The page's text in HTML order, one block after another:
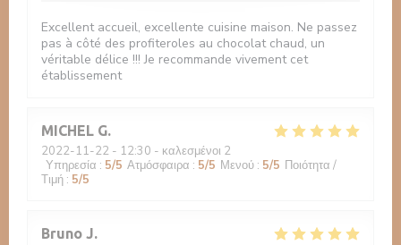
Excellent accueil, excellente cuisine maison. Ne passez
pas à côté des profiteroles au chocolat chaud, un
véritable délice !!! Je recommande vivement cet
établissement
MICHEL G
2022-11-22 - 12:30 - καλεσμένοι 2
Υπηρεσία : 5/5 Ατμόσφαιρα : 5/5 Μενού : 5/5 Ποιότητα /
Τιμή : 5/5
Bruno J